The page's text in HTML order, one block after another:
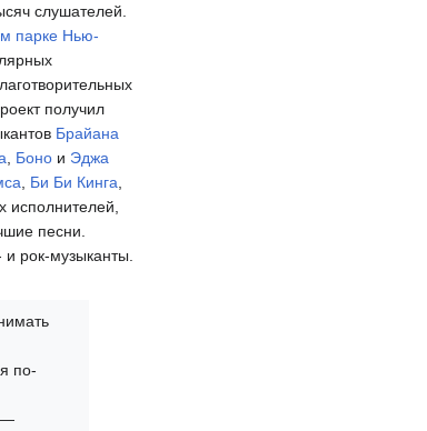
слушателей.
парке Нью-
получил
Брайана
Бонои Эджа
Би Би Кинга
исполнителей,
песни.
и рок-музыканты.
по-
—